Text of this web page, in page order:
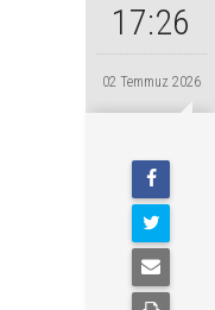
17:26
02 Temmuz 2026